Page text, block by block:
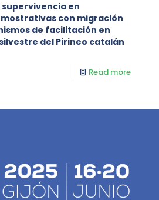
supervivencia en
con migración
de facilitación en
del Pirineo catalán
Read more